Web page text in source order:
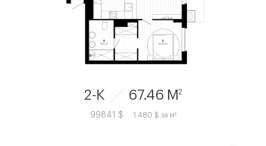
2-К 67.46 M2
99841 $ 1 480 $ за м²